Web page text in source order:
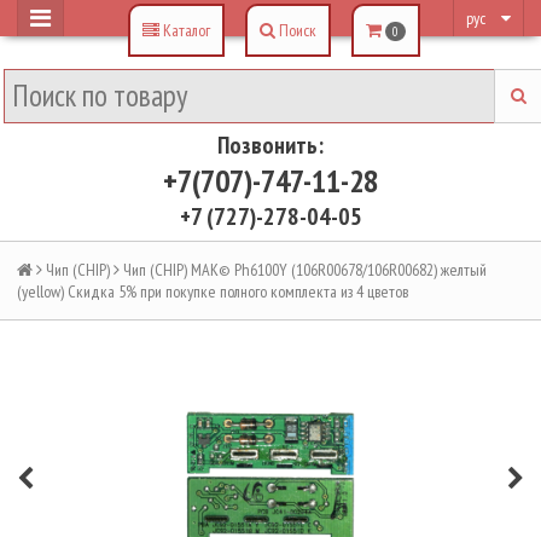
рус
Позвонить:
+7(707)-747-11-28
+7 (727)-278-04-05
Каталог Поиск 0
Чип (CHIP)
Чип (CHIP) MAK© Ph6100Y (106R00678/106R00682) желтый
(yellow) Скидка 5% при покупке полного комплекта из 4 цветов